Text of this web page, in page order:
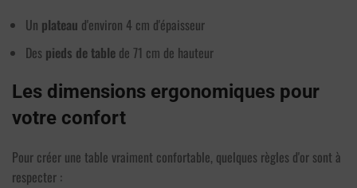
Un plateau d'environ 4 cm d'épaisseur
Des pieds de table de 71 cm de hauteur
Les dimensions ergonomiques pour
votre confort
Pour créer une table vraiment confortable, quelques règles d'or sont à
respecter :